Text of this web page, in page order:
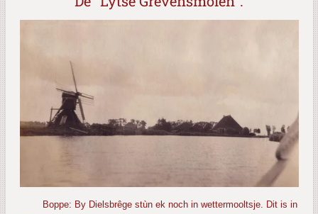
Boppe: By Dielsbrêge stùn ek noch in wettermooltsje. Dit is in